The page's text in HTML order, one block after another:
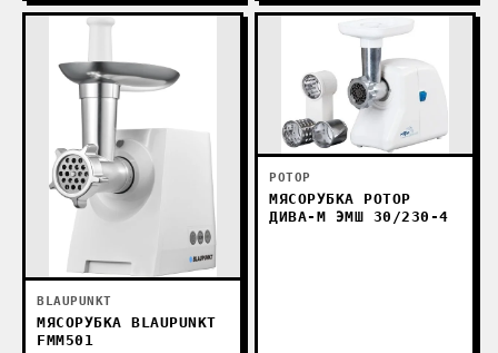
BLAUPUNKT
МЯСОРУБКА BLAUPUNKT
FMM501
РОТОР
МЯСОРУБКА РОТОР
ДИВА-М ЭМШ 30/230-4